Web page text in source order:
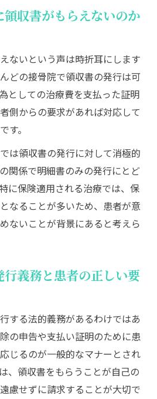
ない場合の違法性とトラブル
合の正確な対応策を解説
書が出ない時の冷静な対応と
からもらうための具体的な依
院でも使える領収書請求のコ
りに使える明細書や証拠書類
の再発行ができるケースと手
の接骨院への問い合わせ方法
に必要な情報と注意すべき点
行を断られた場合の対応策
院の領収書再発行に関する豆
収書がもらえないのか
ないという声は時折耳にします
どの接骨院で領収書の発行は可
としての治療費を支払った証明
側からの要求があれば対応して
す。
は領収書の発行に対して消極的
関係で明細書のみの発行にとど
に保険適用される治療では、保
なることが多いため、患者が意
ないことが背景にあると考えら
義務と患者の正しい要
する法的義務があるわけではあ
の申告や支払い証明のために患
じるのが一般的なマナーとされ
、領収書をもらうことが自己の
慮せずに請求することが大切で